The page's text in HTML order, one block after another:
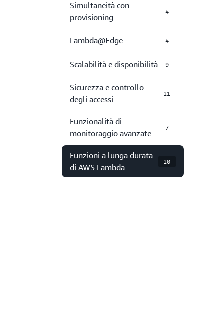
Simultaneità con
provisioning
4
Lambda@Edge 4
Scalabilità e disponibilità 9
Sicurezza e controllo
degli accessi
11
Funzionalità di
monitoraggio avanzate
7
Funzioni a lunga durata
di AWS Lambda
10